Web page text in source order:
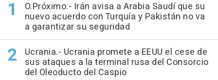
O.Próximo.- Irán avisa a Arabia Saudí que su
nuevo acuerdo con Turquía y Pakistán no va
a garantizar su seguridad
Ucrania.- Ucrania promete a EEUU el cese de
sus ataques a la terminal rusa del Consorcio
del Oleoducto del Caspio